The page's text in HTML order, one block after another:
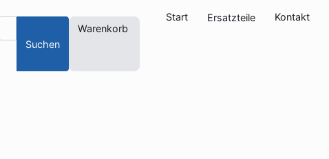
Suchen
Warenkorb
Start Ersatzteile Kontakt